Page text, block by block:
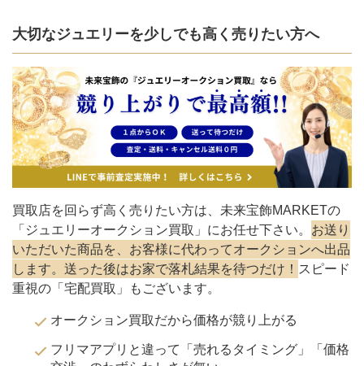
大切なジュエリーを少しでも高く売りたい方へ
買取店を回らず高く売りたい方は、未来宝飾MARKETの
「ジュエリーオークション買取」にお任せ下さい。 お送り
いただいた商品を、お客様に代わってオークションへ出品
します。送った後はお家で落札結果を待つだけ！ スピード
重視の「宅配買取」もございます。
オークション買取だから価格が競り上がる
フリマアプリと違って「売れるタイミング」「価格